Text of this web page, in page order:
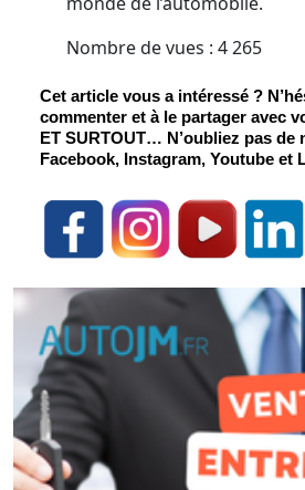
Nombre de vues : 4 265
Cet article vous a intéressé ?
commenter et à le partager avec
ET SURTOUT… N’oubliez pas de
Facebook, Instagram, Youtube et